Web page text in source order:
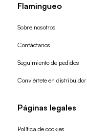
Flamingueo
Sobre nosotros
Contáctanos
Seguimiento de pedidos
Conviértete en distribuidor
Páginas legales
Política de cookies